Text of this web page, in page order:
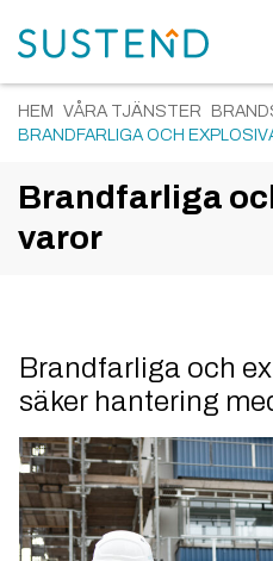
HEM VÅRA TJÄNSTER
BRANDFARLIGA OCH
Brandfarliga
varor
Brandfarliga och
säker hantering